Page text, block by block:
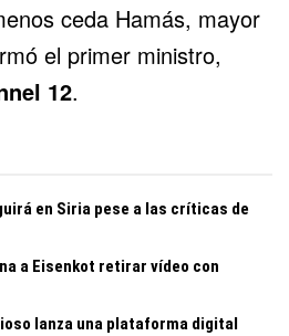
ceda Hamás, mayor
el primer ministro,
12.
en Siria pese a las críticas de
a Eisenkot retirar vídeo con
lanza una plataforma digital